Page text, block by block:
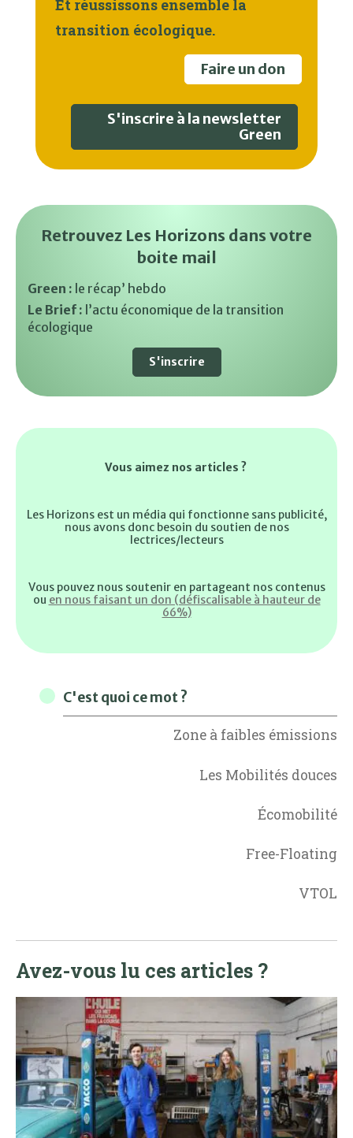
Et réussissons ensemble la
transition écologique.
Faire un don
S'inscrire à la newsletter
Green
Retrouvez Les Horizons dans votre
boite mail
Green : le récap’ hebdo
Le Brief : l’actu économique de la transition
écologique
S'inscrire
Vous aimez nos articles ?
Les Horizons est un média qui fonctionne sans publicité,
nous avons donc besoin du soutien de nos
lectrices/lecteurs
Vous pouvez nous soutenir en partageant nos contenus
ou en nous faisant un don (défiscalisable à hauteur de
66%)
C'est quoi ce mot ?
Zone à faibles émissions
Les Mobilités douces
Écomobilité
Free-Floating
VTOL
Avez-vous lu ces articles ?